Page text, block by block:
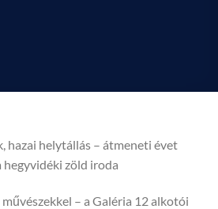
hazai helytállás – átmeneti évet
zöld iroda
– a Galéria 12 alkotói